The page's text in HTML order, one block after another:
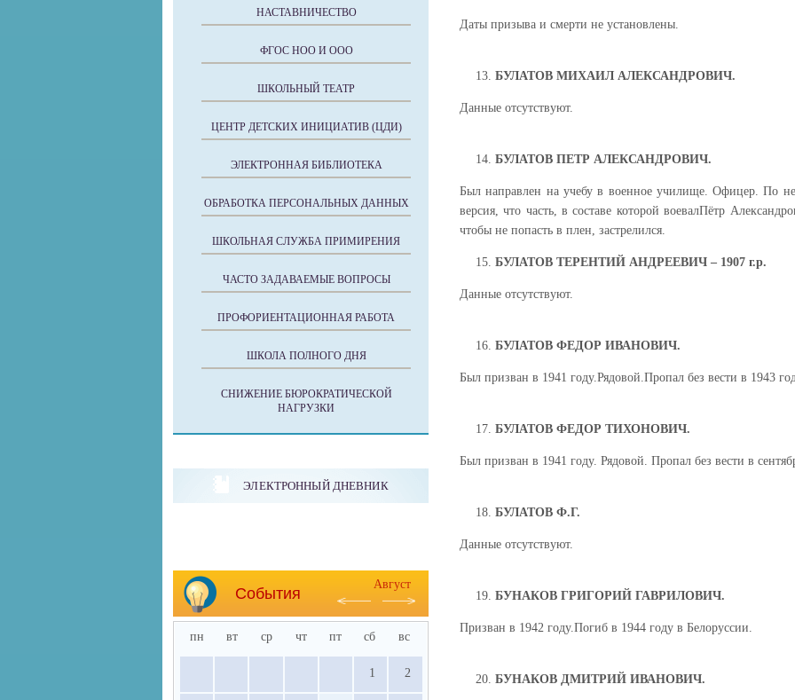
Даты призыва и смерти не установлены.
БУЛАТОВ МИХАИЛ АЛЕКСАНДРОВИЧ.
Данные отсутствуют.
БУЛАТОВ ПЕТР АЛЕКСАНДРОВИЧ.
Был направлен на учебу в военное училище. Офицер. По
версия, что часть, в составе которой воевалПётр
чтобы не попасть в плен, застрелился.
БУЛАТОВ ТЕРЕНТИЙ АНДРЕЕВИЧ – 1907 г.р.
Данные отсутствуют.
БУЛАТОВ ФЕДОР ИВАНОВИЧ.
Был призван в 1941 году.Рядовой.Пропал без вести в 1943
БУЛАТОВ ФЕДОР ТИХОНОВИЧ.
Был призван в 1941 году. Рядовой. Пропал без вести в
БУЛАТОВ Ф.Г.
Данные отсутствуют.
БУНАКОВ ГРИГОРИЙ ГАВРИЛОВИЧ.
Призван в 1942 году.Погиб в 1944 году в Белоруссии.
БУНАКОВ ДМИТРИЙ ИВАНОВИЧ.
НАСТАВНИЧЕСТВО
ФГОС НОО И ООО
ШКОЛЬНЫЙ ТЕАТР
ЦЕНТР ДЕТСКИХ ИНИЦИАТИВ (ЦДИ)
ЭЛЕКТРОННАЯ БИБЛИОТЕКА
ОБРАБОТКА ПЕРСОНАЛЬНЫХ ДАННЫХ
ШКОЛЬНАЯ СЛУЖБА ПРИМИРЕНИЯ
ЧАСТО ЗАДАВАЕМЫЕ ВОПРОСЫ
ПРОФОРИЕНТАЦИОННАЯ РАБОТА
ШКОЛА ПОЛНОГО ДНЯ
СНИЖЕНИЕ БЮРОКРАТИЧЕСКОЙ
НАГРУЗКИ
ЭЛЕКТРОННЫЙ ДНЕВНИК
События
Август
пн вт ср чт пт сб вс
1 2